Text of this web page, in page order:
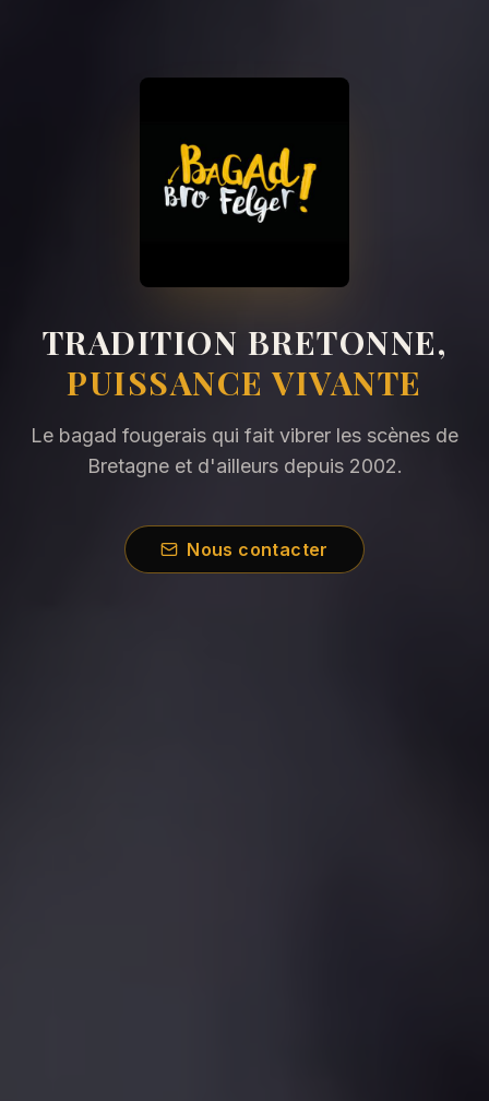
TRADITION BRETONNE,
PUISSANCE VIVANTE
Le bagad fougerais qui fait vibrer les scènes de
Bretagne et d'ailleurs depuis 2002.
Nous contacter